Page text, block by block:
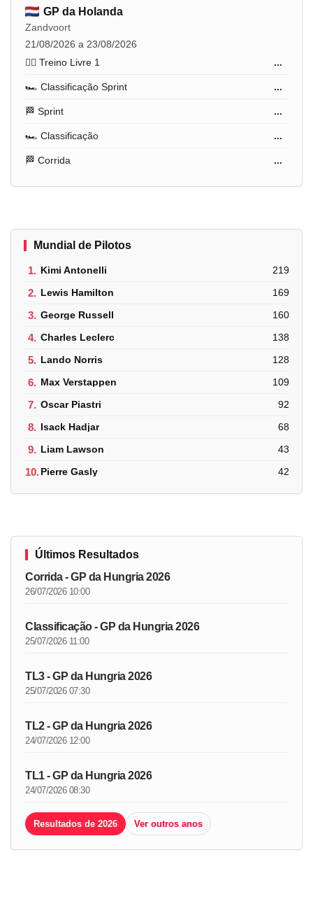
GP da Holanda
Zandvoort
21/08/2026 a 23/08/2026
🏋️‍♂️ Treino Livre 1
...
🏎️ Classificação Sprint ...
🏁 Sprint ...
🏎️ Classificação ...
🏁 Corrida ...
Mundial de Pilotos
1. Kimi Antonelli 219
2. Lewis Hamilton 169
3. George Russell 160
4. Charles Leclerc 138
5. Lando Norris 128
6. Max Verstappen 109
7. Oscar Piastri 92
8. Isack Hadjar 68
9. Liam Lawson 43
10.Pierre Gasly 42
Últimos Resultados
Corrida - GP da Hungria 2026
26/07/2026 10:00
Classificação - GP da Hungria 2026
25/07/2026 11:00
TL3 - GP da Hungria 2026
25/07/2026 07:30
TL2 - GP da Hungria 2026
24/07/2026 12:00
TL1 - GP da Hungria 2026
24/07/2026 08:30
Resultados de 2026 Ver outros anos